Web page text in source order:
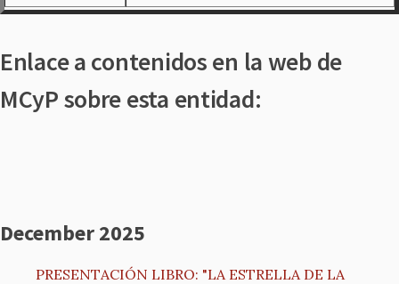
Enlace a contenidos en la web de
MCyP sobre esta entidad:
December 2025
PRESENTACIÓN LIBRO: "LA ESTRELLA DE LA